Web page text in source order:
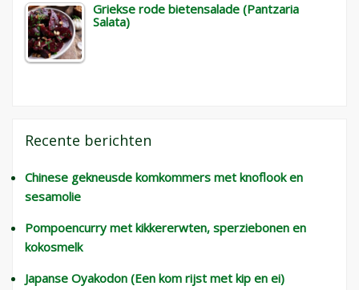
Griekse rode bietensalade (Pantzaria
Salata)
Recente berichten
Chinese gekneusde komkommers met knoflook en
sesamolie
Pompoencurry met kikkererwten, sperziebonen en
kokosmelk
Japanse Oyakodon (Een kom rijst met kip en ei)